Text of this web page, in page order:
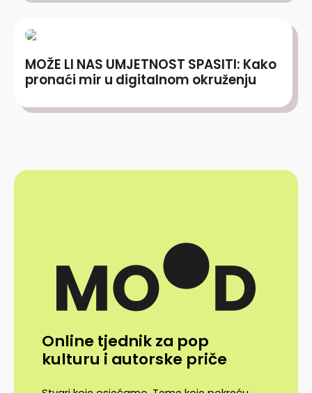
MOŽE LI NAS UMJETNOST SPASITI: Kako
pronaći mir u digitalnom okruženju
Online tjednik za pop
kulturu i autorske priče